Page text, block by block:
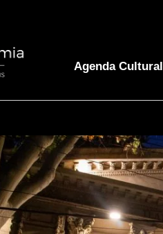
Agenda Cultural